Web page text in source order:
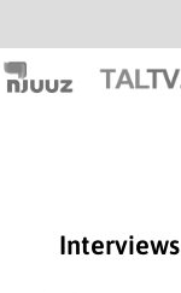
Interviews